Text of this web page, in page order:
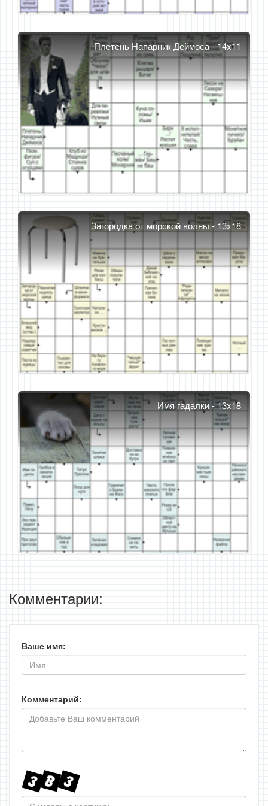
Плетень Напарник Деймоса - 14x11
Загородка от морской волны - 13x18
Имя гадалки - 13x18
Комментарии:
Ваше имя:
Комментарий: